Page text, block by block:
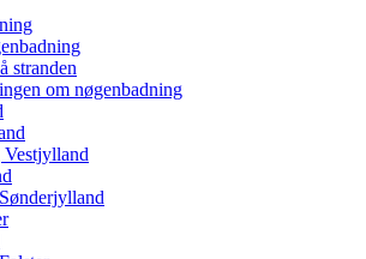
stranden
om nøgenbadning